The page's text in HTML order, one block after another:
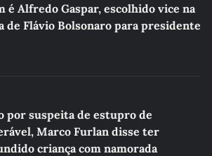
é Alfredo Gaspar, escolhido vice na
de Flávio Bolsonaro para presidente
por suspeita de estupro de
Marco Furlan disse ter
criança com namorada